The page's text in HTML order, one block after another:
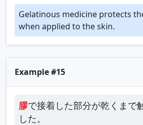
Gelatinous medicine protects
when applied to the skin.
Example #15
膠で接着した部分が乾くまで
した。